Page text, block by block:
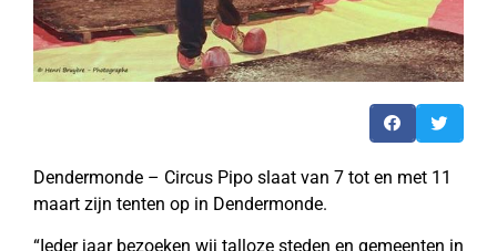
Dendermonde – Circus Pipo slaat van 7 tot en met 11
maart zijn tenten op in Dendermonde.
“Ieder jaar bezoeken wij talloze steden en gemeenten in